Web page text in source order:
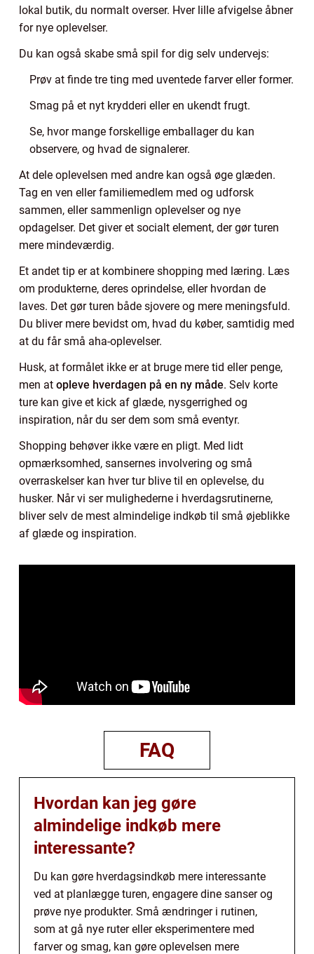
lokal butik, du normalt overser. Hver lille afvigelse åbner
for nye oplevelser.
Du kan også skabe små spil for dig selv undervejs:
Prøv at finde tre ting med uventede farver eller former.
Smag på et nyt krydderi eller en ukendt frugt.
Se, hvor mange forskellige emballager du kan
observere, og hvad de signalerer.
At dele oplevelsen med andre kan også øge glæden.
Tag en ven eller familiemedlem med og udforsk
sammen, eller sammenlign oplevelser og nye
opdagelser. Det giver et socialt element, der gør turen
mere mindeværdig.
Et andet tip er at kombinere shopping med læring. Læs
om produkterne, deres oprindelse, eller hvordan de
laves. Det gør turen både sjovere og mere meningsfuld.
Du bliver mere bevidst om, hvad du køber, samtidig med
at du får små aha-oplevelser.
Husk, at formålet ikke er at bruge mere tid eller penge,
men at opleve hverdagen på en ny måde. Selv korte
ture kan give et kick af glæde, nysgerrighed og
inspiration, når du ser dem som små eventyr.
Shopping behøver ikke være en pligt. Med lidt
opmærksomhed, sansernes involvering og små
overraskelser kan hver tur blive til en oplevelse, du
husker. Når vi ser mulighederne i hverdagsrutinerne,
bliver selv de mest almindelige indkøb til små øjeblikke
af glæde og inspiration.
FAQ
Hvordan kan jeg gøre
almindelige indkøb mere
interessante?
Du kan gøre hverdagsindkøb mere interessante
ved at planlægge turen, engagere dine sanser og
prøve nye produkter. Små ændringer i rutinen,
som at gå nye ruter eller eksperimentere med
farver og smag, kan gøre oplevelsen mere